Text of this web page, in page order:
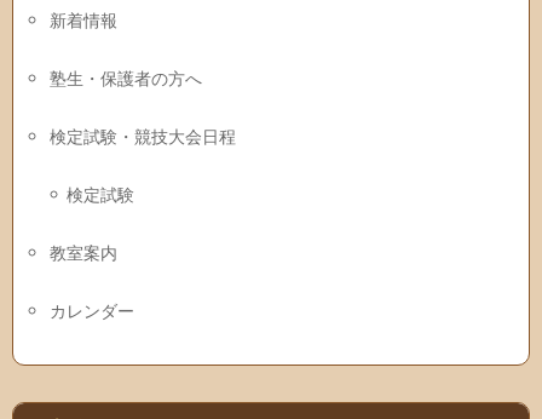
新着情報
塾生・保護者の方へ
検定試験・競技大会日程
検定試験
教室案内
カレンダー